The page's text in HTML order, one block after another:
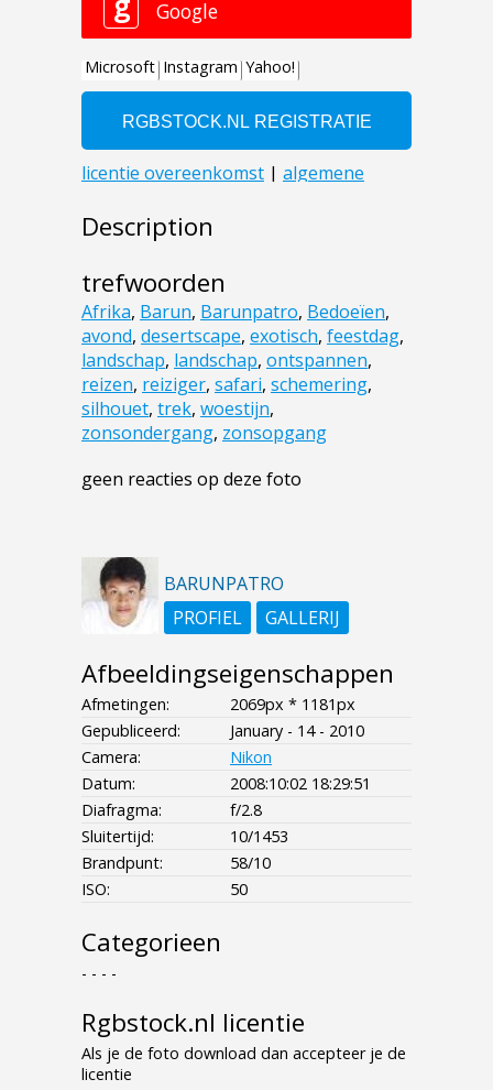
Description
trefwoorden
Afrika, Barun, Barunpatro, Bedoeïen,
avond, desertscape, exotisch, feestdag,
landschap, landschap, ontspannen,
reizen, reiziger, safari, schemering,
silhouet, trek, woestijn,
zonsondergang, zonsopgang
geen reacties op deze foto
BARUNPATRO
PROFIEL
GALLERIJ
Afbeeldingseigenschappen
Afmetingen:
2069px * 1181px
Gepubliceerd:
January - 14 - 2010
Camera:
Nikon
Datum:
2008:10:02 18:29:51
Diafragma:
f/2.8
Sluitertijd:
10/1453
Brandpunt:
58/10
ISO:
50
Categorieen
- - - -
Rgbstock.nl licentie
Als je de foto download dan accepteer je de
licentie